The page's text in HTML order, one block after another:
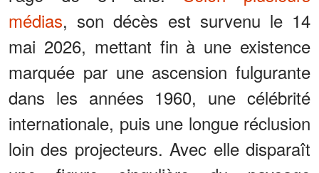
médias, son décès est survenu le 14
mai 2026, mettant fin à une existence
marquée par une ascension fulgurante
dans les années 1960, une célébrité
internationale, puis une longue réclusion
loin des projecteurs. Avec elle disparaît